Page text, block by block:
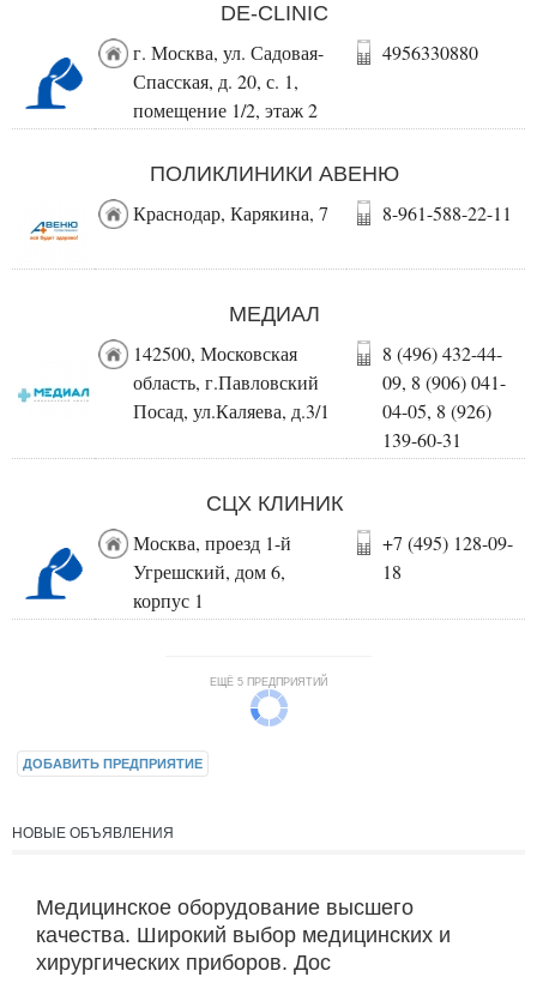
DE-CLINIC
г. Москва, ул. Садовая-
Спасская, д. 20, с. 1,
помещение 1/2, этаж 2
4956330880
ПОЛИКЛИНИКИ АВЕНЮ
Краснодар, Карякина, 7 8-961-588-22-11
МЕДИАЛ
142500, Московская
область, г.Павловский
Посад, ул.Каляева, д.3/1
8 (496) 432-44-
09, 8 (906) 041-
04-05, 8 (926)
139-60-31
СЦХ КЛИНИК
Москва, проезд 1-й
Угрешский, дом 6,
корпус 1
+7 (495) 128-09-
18
ЕЩЁ 5 ПРЕДПРИЯТИЙ
ДОБАВИТЬ ПРЕДПРИЯТИЕ
НОВЫЕ ОБЪЯВЛЕНИЯ
Медицинское оборудование высшего
качества. Широкий выбор медицинских и
хирургических приборов. Дос